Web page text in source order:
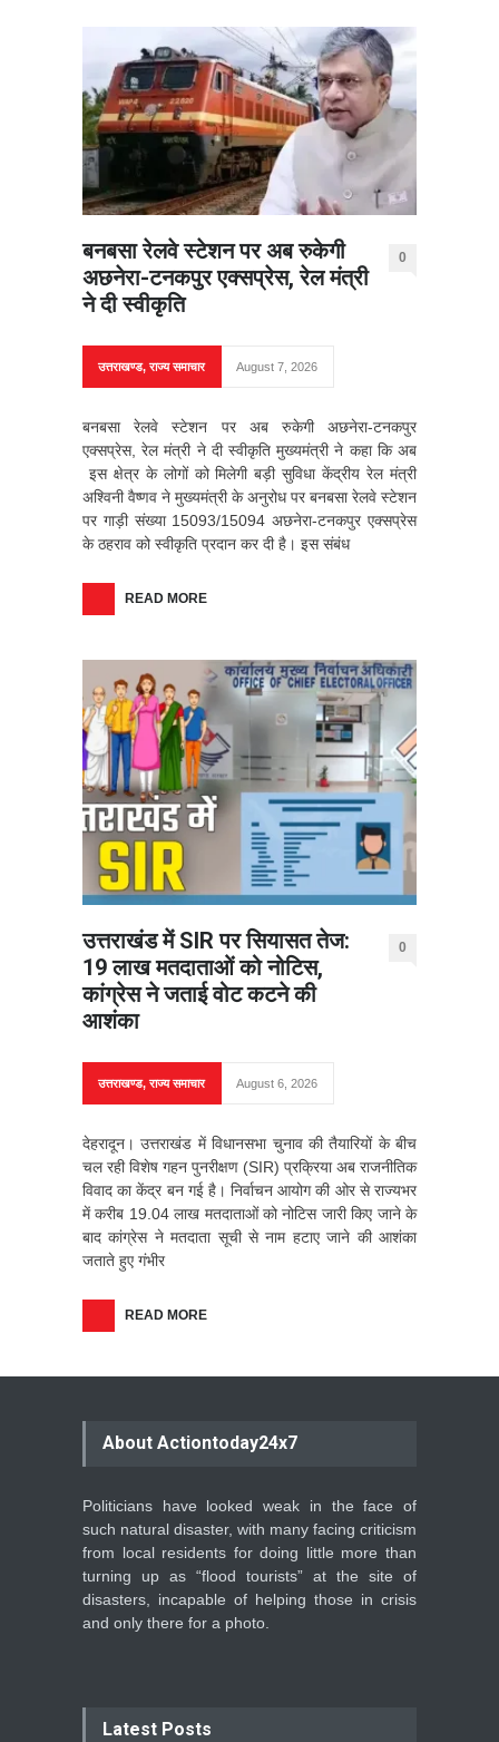
बनबसा रेलवे स्टेशन पर अब रुकेगी
अछनेरा-टनकपुर एक्सप्रेस, रेल मंत्री
ने दी स्वीकृति
0
उत्तराखण्ड,राज्य समाचार August 7, 2026
बनबसा रेलवे स्टेशन पर अब रुकेगी अछनेरा-टनकपुर
एक्सप्रेस, रेल मंत्री ने दी स्वीकृति मुख्यमंत्री ने कहा कि अब
इस क्षेत्र के लोगों को मिलेगी बड़ी सुविधा केंद्रीय रेल मंत्री
अश्विनी वैष्णव ने मुख्यमंत्री के अनुरोध पर बनबसा रेलवे स्टेशन
पर गाड़ी संख्या 15093/15094 अछनेरा-टनकपुर एक्सप्रेस
के ठहराव को स्वीकृति प्रदान कर दी है। इस संबंध
READ MORE
उत्तराखंड में SIR पर सियासत तेज:
19 लाख मतदाताओं को नोटिस,
कांग्रेस ने जताई वोट कटने की
आशंका
0
उत्तराखण्ड,राज्य समाचार August 6, 2026
देहरादून। उत्तराखंड में विधानसभा चुनाव की तैयारियों के बीच
चल रही विशेष गहन पुनरीक्षण (SIR) प्रक्रिया अब राजनीतिक
विवाद का केंद्र बन गई है। निर्वाचन आयोग की ओर से राज्यभर
में करीब 19.04 लाख मतदाताओं को नोटिस जारी किए जाने के
बाद कांग्रेस ने मतदाता सूची से नाम हटाए जाने की आशंका
जताते हुए गंभीर
READ MORE
About Actiontoday24x7
Politicians have looked weak in the face of
such natural disaster, with many facing criticism
from local residents for doing little more than
turning up as “flood tourists” at the site of
disasters, incapable of helping those in crisis
and only there for a photo.
Latest Posts